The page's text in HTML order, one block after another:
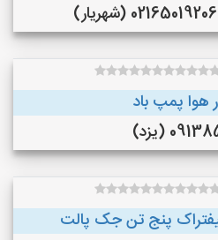
هوا پمپ باد
(یزد)
پنج تن جک پالت